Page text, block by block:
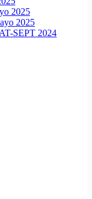
2025
2025
SEPT 2024